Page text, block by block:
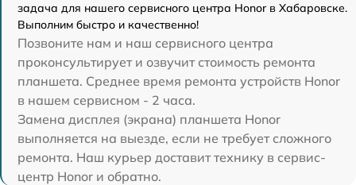
задача для нашего сервисного центра Honor в Хабаровске.
Выполним быстро и качественно!
Позвоните нам и наш сервисного центра
проконсультирует и озвучит стоимость ремонта
планшета. Среднее время ремонта устройств Honor
в нашем сервисном - 2 часа.
Замена дисплея (экрана) планшета Honor
выполняется на выезде, если не требует сложного
ремонта. Наш курьер доставит технику в сервис-
центр Honor и обратно.